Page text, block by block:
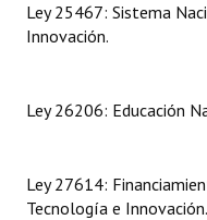
Proyectos Presentados
Actas de Sesión
Ejecución Presupuestaria
Ley 25467: Sistema
Innovación.
Ley 26206: Educación
Ley 27614:
Tecnología e Innovación.